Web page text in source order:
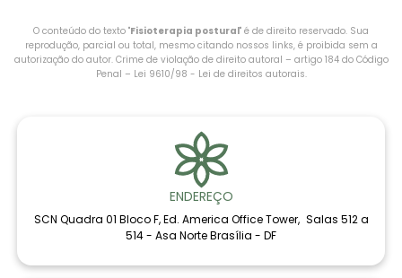
O conteúdo do texto "Fisioterapia postural​" é de direito reservado. Sua
reprodução, parcial ou total, mesmo citando nossos links, é proibida sem a
autorização do autor. Crime de violação de direito autoral – artigo 184 do Código
Penal – Lei 9610/98 - Lei de direitos autorais.
ENDEREÇO
SCN Quadra 01 Bloco F, Ed. America Office Tower, Salas 512 a
514 - Asa Norte Brasília - DF